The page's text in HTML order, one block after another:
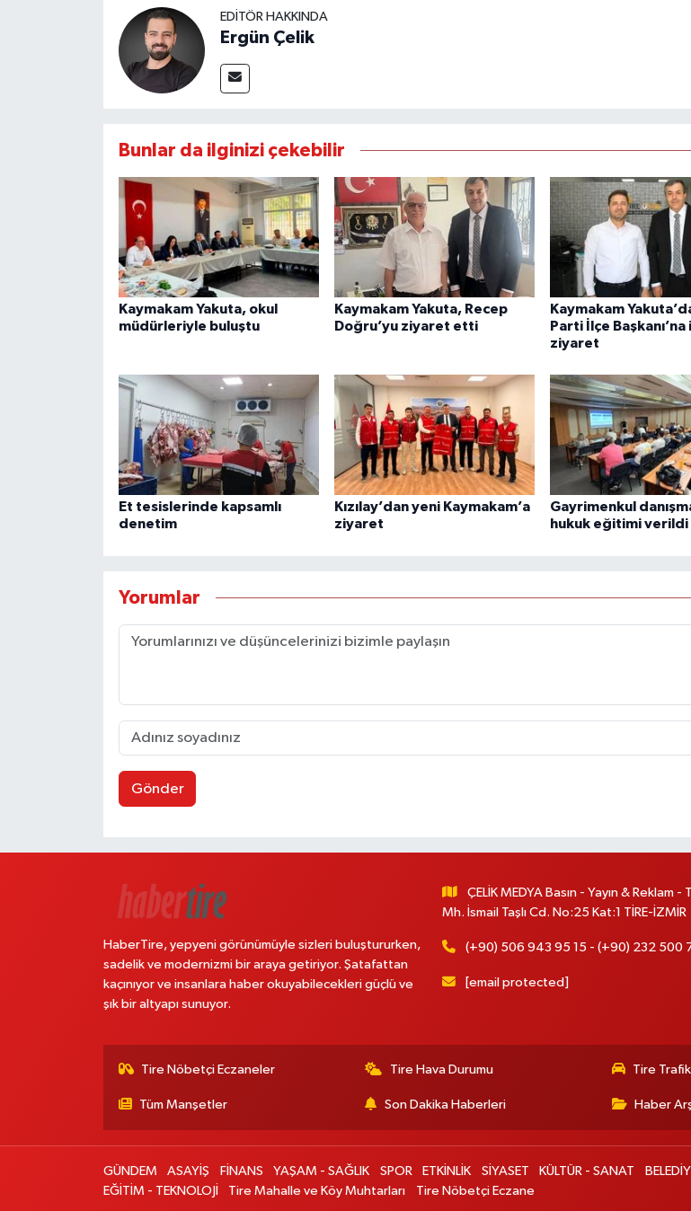
EDITÖR HAKKINDA
Ergün Çelik
Bunlar da ilginizi çekebilir
Kaymakam Yakuta, okul
müdürleriyle buluştu
Kaymakam Yakuta, Recep
Doğru’yu ziyaret etti
Kaymakam
Parti İlçe
ziyaret
Et tesislerinde kapsamlı
denetim
Kızılay’dan yeni Kaymakam’a
ziyaret
Gayrimenkul
hukuk eğitimi verildi
Yorumlar
Gönder
HaberTire, yepyeni görünümüyle sizleri buluştururken,
sadelik ve modernizmi bir araya getiriyor. Şatafattan
kaçınıyor ve insanlara haber okuyabilecekleri güçlü ve
şık bir altyapı sunuyor.
ÇELİK MEDYA Basın - Yayın & Reklam -
Mh. İsmail Taşlı Cd. No:25 Kat:1 TİRE-İZMİR
(+90) 506 943 95 15 - (+90) 232 500
[email protected]
Tire Nöbetçi Eczaneler Tire Hava Durumu Tire
Tüm Manşetler Son Dakika Haberleri Haber
GÜNDEM ASAYİŞ FİNANS YAŞAM - SAĞLIK SPOR ETKİNLİK SİYASET KÜLTÜR - SANAT
EĞİTİM - TEKNOLOJİ
Tire Mahalle ve Köy Muhtarları Tire Nöbetçi Eczane